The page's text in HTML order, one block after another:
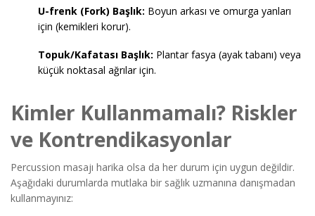
U-frenk (Fork) Başlık: Boyun arkası ve omurga yanları
için (kemikleri korur).
Topuk/Kafatası Başlık: Plantar fasya (ayak tabanı) veya
küçük noktasal ağrılar için.
Kimler Kullanmamalı? Riskler
ve Kontrendikasyonlar
Percussion masajı harika olsa da her durum için uygun değildir.
Aşağıdaki durumlarda mutlaka bir sağlık uzmanına danışmadan
kullanmayınız: